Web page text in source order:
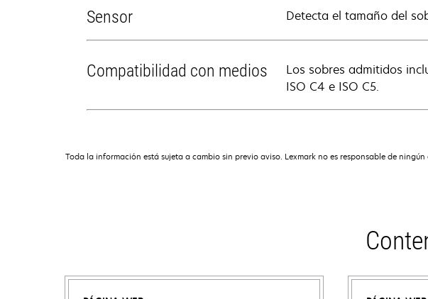
Sensor Detecta el tamaño del
Compatibilidad con medios
Los sobres admitidos
ISO C4 e ISO C5.
Toda la información está sujeta a cambio sin previo aviso. Lexmark no es responsable de ningún